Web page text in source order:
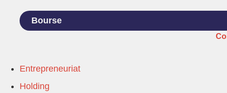
Bourse
Entrepreneuriat
Holding